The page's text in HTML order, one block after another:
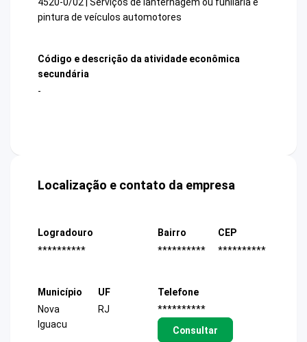
pintura de veículos automotores
Código e descrição da atividade econômica
secundária
-
Localização e contato da empresa
Logradouro
**********
Bairro
**********
CEP
**********
Município
Nova
Iguacu
UF
RJ
Telefone
**********
Consultar